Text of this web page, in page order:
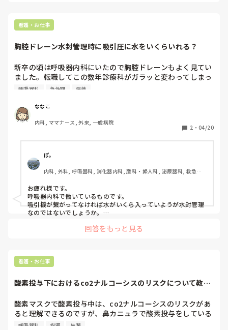
	•	著者: 高橋恵美子 他
	•	基本的な理論から臨床での応用までを網羅し、臨床の
現場で即座に役立つ情報が提供されています。
この辺をおすすめします^_^
看護・お仕事
胸腔ドレーン水封管理時に吸引圧に水をいくらいれる？
新卒の頃は呼吸器内科にいたので胸腔ドレーンもよく見てい
ました。転職してこの数年診療科がガラッと変わってしまっ
たのですが、最近ふと思い立って胸腔ドレーンについて勉強
ドレーン持続吸引圧-10でかけていた方が水封管理に変更→
吸引圧の水の量は-10を維持する必要がありますか？この場
合、吸引圧をかけていないのに陰圧が-10で保たれるという
ことですか？そうであれば持続吸引があってもなくても同じ
な気がするのですが…
ドレーン挿入後からいきなり水封管理→吸引圧に入れる水の
量って決まってましたか？それか医者の指示で量を決めてい
ましたか？
水封管理であっても吸引圧に入れる水の量で圧が変わるな
なんだかよくわからなくなってきました。
呼吸器科 急性期 病棟
ななこ
内科, ママナース, 外来, 一般病院
2 ・ 04/20
ぽ。
内科, 外科, 呼吸器科, 消化器内科, 産科・婦人科, 泌尿器科, 救急科,
お疲れ様です。
呼吸器内科で働いているものです。
吸引機が繋がってなければ水がいくら入っていようが水封管理
なのではないでしょうか。
指示で決まっています。大体-10スタートですが、たまに-5か
回答をもっと見る
看護・お仕事
酸素投与下におけるco2ナルコーシスのリスクについて教え
酸素マスクで酸素投与中は、co2ナルコーシスのリスクがあ
ると理解できるのですが、鼻カニュラで酸素投与をしている
場合もco2ナルコーシスのリスクが高いのですか？
呼吸器科 指導 先輩